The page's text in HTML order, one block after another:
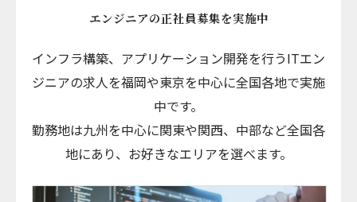
エンジニアの正社員募集を実施中
インフラ構築、アプリケーション開発を行うITエン
ジニアの求人を福岡や東京を中心に全国各地で実施
中です。
勤務地は九州を中心に関東や関西、中部など全国各
地にあり、お好きなエリアを選べます。